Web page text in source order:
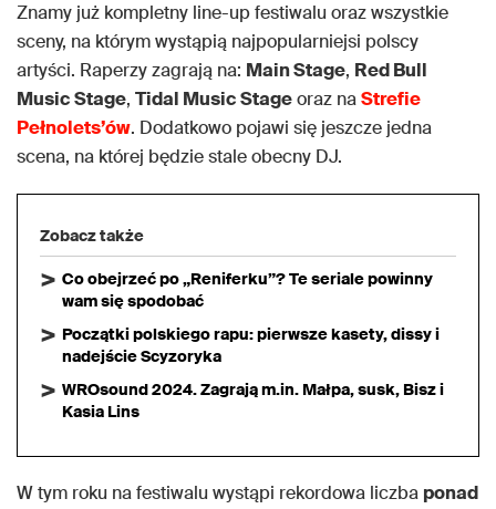
Znamy już kompletny line-up festiwalu oraz wszystkie
sceny, na którym wystąpią najpopularniejsi polscy
artyści. Raperzy zagrają na: Main Stage, Red Bull
Music Stage, Tidal Music Stageoraz naStrefie
Pełnolets’ów. Dodatkowo pojawi się jeszcze jedna
scena, na której będzie stale obecny DJ.
Zobacz także
Co obejrzeć po „Reniferku”? Te seriale powinny
wam się spodobać
Początki polskiego rapu: pierwsze kasety, dissy i
nadejście Scyzoryka
WROsound 2024. Zagrają m.in. Małpa, susk, Bisz i
Kasia Lins
W tym roku na festiwalu wystąpi rekordowa liczba ponad